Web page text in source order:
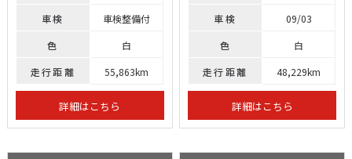
車検
車検整備付
色
白
走行距離
55,863km
詳細はこちら
車検
09/03
色
白
走行距離
48,229km
詳細はこちら